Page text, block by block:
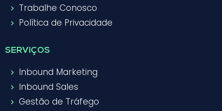
Trabalhe Conosco
Política de Privacidade
SERVIÇOS
Inbound Marketing
Inbound Sales
Gestão de Tráfego